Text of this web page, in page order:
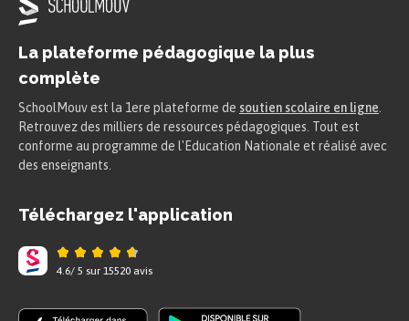
La plateforme pédagogique la plus
complète
SchoolMouv est la 1ere plateforme de soutien scolaire en ligne
Retrouvez des milliers de ressources pédagogiques. Tout est
conforme au programme de l'Education Nationale et réalisé avec
des enseignants.
Téléchargez l'application
4.6/ 5 sur 15520 avis